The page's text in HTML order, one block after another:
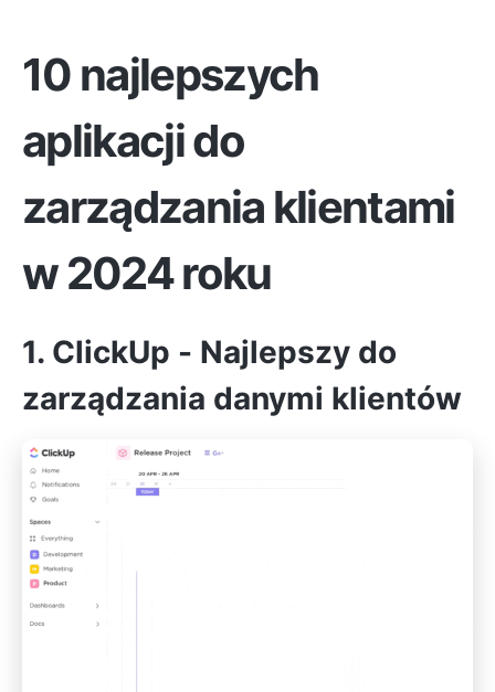
10 najlepszych
aplikacji do
zarządzania klientami
w 2024 roku
1. ClickUp - Najlepszy do
zarządzania danymi klientów